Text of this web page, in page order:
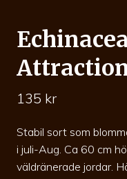
135 kr
Stabil sort som
i juli-Aug. Ca 60 cm
väldränerade jordar.